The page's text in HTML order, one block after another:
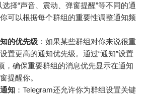
择“声音、震动、弹窗提醒”等不同的通
可以根据每个群组的重要性调整通知频
的优先级 ：如果某些群组对你来说很重
置更高的通知优先级。通过“通知”设置
，确保重要群组的消息优先显示在通知
提醒你。
知 ：Telegram还允许你为群组设置关键